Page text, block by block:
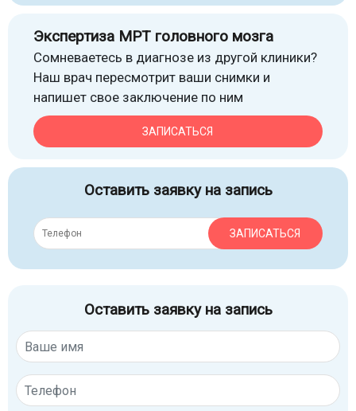
Экспертиза МРТ головного мозга
Сомневаетесь в диагнозе из другой клиники?
Наш врач пересмотрит ваши снимки и
напишет свое заключение по ним
ЗАПИСАТЬСЯ
Оставить заявку на запись
ЗАПИСАТЬСЯ
Оставить заявку на запись